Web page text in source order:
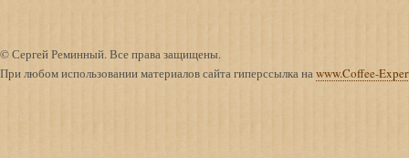
© Сергей Реминный. Все права защищены.
При любом использовании материалов сайта гиперссылка наwww.Coffee-